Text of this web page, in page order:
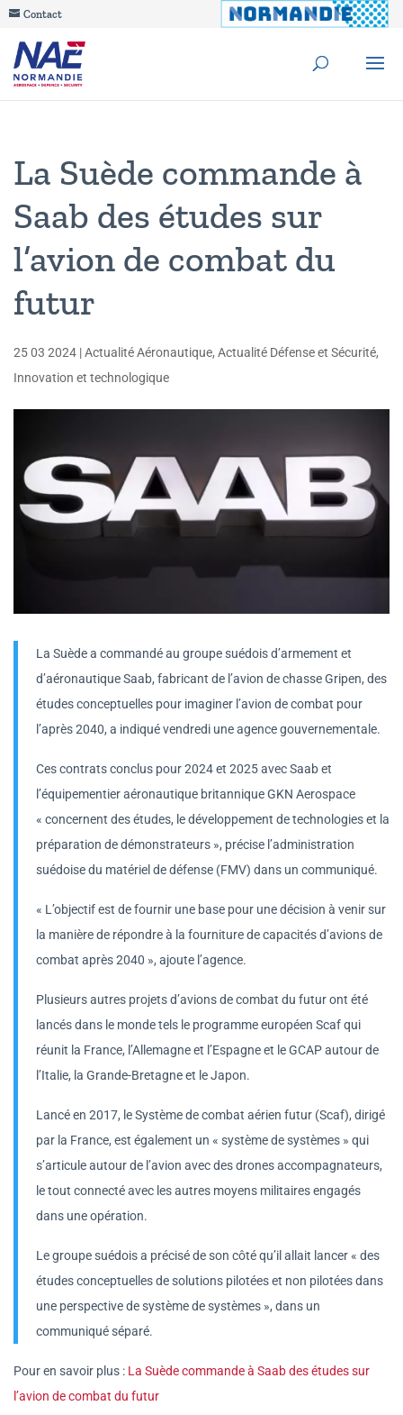
Contact
La Suède commande à
Saab des études sur
l’avion de combat du
futur
25 03 2024 |Actualité Aéronautique, Actualité Défense et Sécurité,
Innovation et technologique
La Suède a commandé au groupe suédois d’armement et
d’aéronautique Saab, fabricant de l’avion de chasse Gripen, des
études conceptuelles pour imaginer l’avion de combat pour
l’après 2040, a indiqué vendredi une agence gouvernementale.
Ces contrats conclus pour 2024 et 2025 avec Saab et
l’équipementier aéronautique britannique GKN Aerospace
« concernent des études, le développement de technologies et la
préparation de démonstrateurs », précise l’administration
suédoise du matériel de défense (FMV) dans un communiqué.
« L’objectif est de fournir une base pour une décision à venir sur
la manière de répondre à la fourniture de capacités d’avions de
combat après 2040 », ajoute l’agence.
Plusieurs autres projets d’avions de combat du futur ont été
lancés dans le monde tels le programme européen Scaf qui
réunit la France, l’Allemagne et l’Espagne et le GCAP autour de
l’Italie, la Grande-Bretagne et le Japon.
Lancé en 2017, le Système de combat aérien futur (Scaf), dirigé
par la France, est également un « système de systèmes » qui
s’articule autour de l’avion avec des drones accompagnateurs,
le tout connecté avec les autres moyens militaires engagés
dans une opération.
Le groupe suédois a précisé de son côté qu’il allait lancer « des
études conceptuelles de solutions pilotées et non pilotées dans
une perspective de système de systèmes », dans un
communiqué séparé.
Pour en savoir plus : La Suède commande à Saab des études sur
l’avion de combat du futur